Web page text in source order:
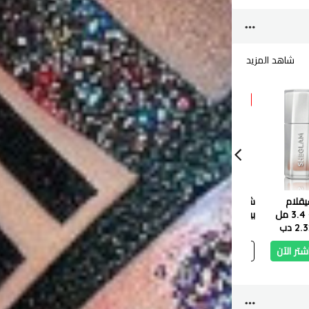
شاهد المزيد
جلاس لوك إير – 3.4 مل
دب
الآن
شجلام
10 %
شجلام هايلايتر سائل -
بيليني برونشي ٥.٢ مل
2.487 دب
2.238 دب
أضف
اشتر الآن
شجلام
10 %
شجلام محدد شفاه -
ميستي روز - ٥٢٢
1.339 دب
1.205 دب
أضف
اشتر الآن
%
موجاڤي
1.339 دب